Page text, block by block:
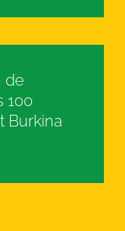
de
100
Burkina